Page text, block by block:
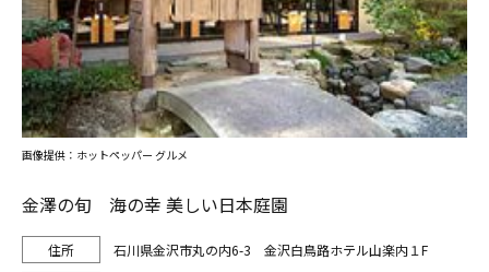
金澤の旬 海の幸 美しい日本庭園
石川県金沢市丸の内6-3 金沢白鳥路ホテル山楽内１F
画像提供：ホットペッパー グルメ